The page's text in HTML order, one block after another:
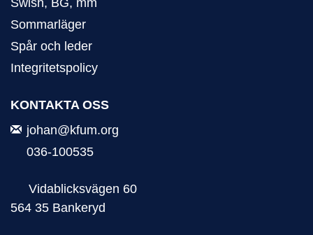
Sommarläger
Spår och leder
Integritetspolicy
KONTAKTA OSS
johan@kfum.org
036-100535
Vidablicksvägen 60
564 35 Bankeryd